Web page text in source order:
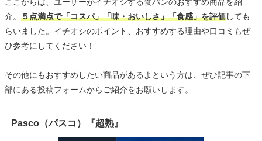
ここからは、ユーザーがイチオシする食パンのおすすめ商品を紹
介。 ５点満点で「コスパ」「味・おいしさ」「食感」を評価しても
らいました。イチオシのポイント、おすすめする理由や口コミもぜ
ひ参考にしてください！
その他にもおすすめしたい商品があるよという方は、ぜひ記事の下
部にある投稿フォームからご紹介をお願いします。
Pasco（パスコ）『超熟』